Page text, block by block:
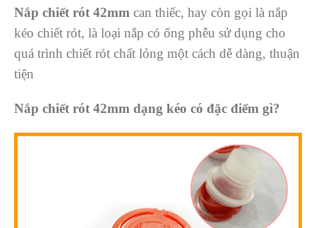
Nắp chiết rót 42mm can thiếc, hay còn gọi là nắp
kéo chiết rót, là loại nắp có ống phễu sử dụng cho
quá trình chiết rót chất lỏng một cách dễ dàng, thuận
tiện
Nắp chiết rót 42mm dạng kéo có đặc điểm gì?